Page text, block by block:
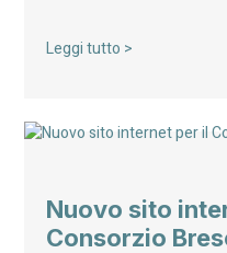
Leggi tutto >
Nuovo sito
Consorzio